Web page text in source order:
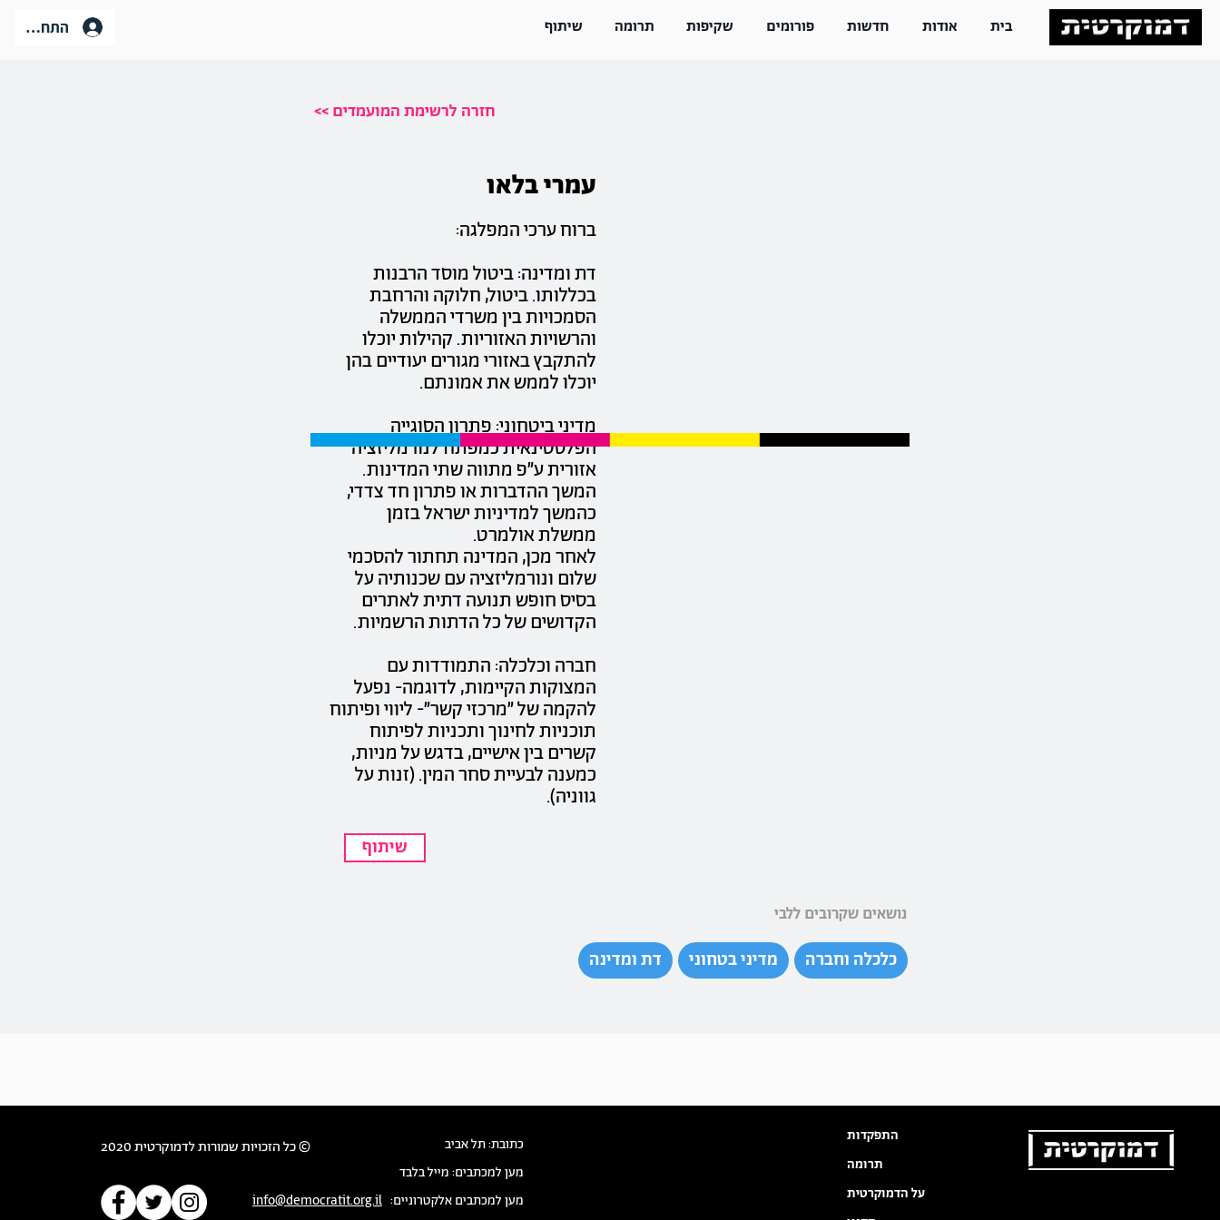
התחברות בית אודות חדשות פורומים שקיפות תרומה שיתוף
עמרי בלאו
ברוח ערכי המפלגה:
דת ומדינה: ביטול מוסד הרבנות
בכללותו. ביטול, חלוקה והרחבת
הסמכויות בין משרדי הממשלה
והרשויות האזוריות. קהילות יוכלו
להתקבץ באזורי מגורים יעודיים בהן
יוכלו לממש את אמונתם.
מדיני ביטחוני: פתרון הסוגייה
הפלסטינאית כמפתח לנורמליזציה
אזורית ע״פ מתווה שתי המדינות.
המשך ההדברות או פתרון חד צדדי,
כהמשך למדיניות ישראל בזמן
ממשלת אולמרט.
לאחר מכן, המדינה תחתור להסכמי
שלום ונורמליזציה עם שכנותיה על
בסיס חופש תנועה דתית לאתרים
הקדושים של כל הדתות הרשמיות.
חברה וכלכלה: התמודדות עם
המצוקות הקיימות, לדוגמה- נפעל
להקמה של ״מרכזי קשר״- ליווי ופיתוח
תוכניות לחינוך ותכניות לפיתוח
קשרים בין אישיים, בדגש על מניות,
כמענה לבעיית סחר המין. (זנות על
גווניה).
שיתוף
נושאים שקרובים ללבי
כלכלה וחברה מדיני בטחוני דת ומדינה
<< חזרה לרשימת המועמדים
© כל הזכויות שמורות לדמוקרטית 2020
כתובת: תל אביב
מען למכתבים: מייל בלבד
מען למכתבים אלקטרוניים: info@democratit.org.il
התפקדות
תרומה
על הדמוקרטית